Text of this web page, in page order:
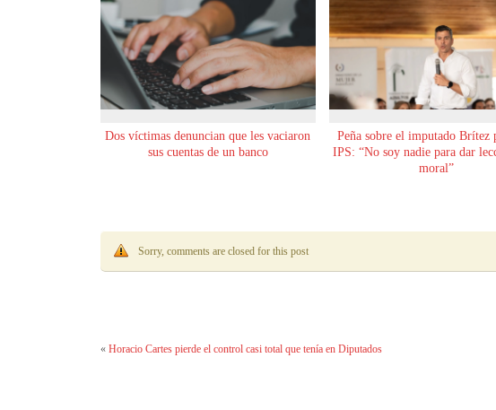
Dos víctimas denuncian que les vaciaron
sus cuentas de un banco
Peña sobre el imputado Brítez
IPS: “No soy nadie para dar
moral”
Sorry, comments are closed for this post
« Horacio Cartes pierde el control casi total que tenía en Diputados